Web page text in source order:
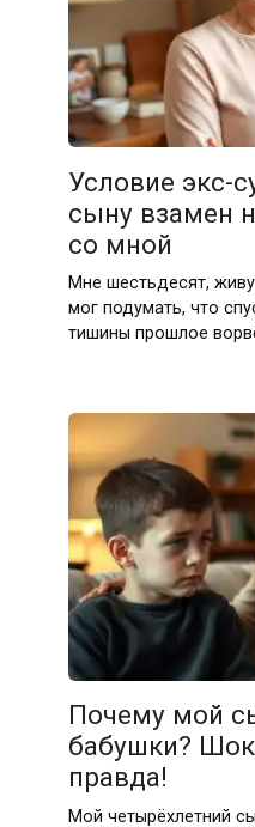
Условие экс-
сыну взамен
со мной
Мне шестьдесят,
мог подумать, что
тишины прошлое
Почему мой
бабушки?
правда!
Мой четырёхлетний